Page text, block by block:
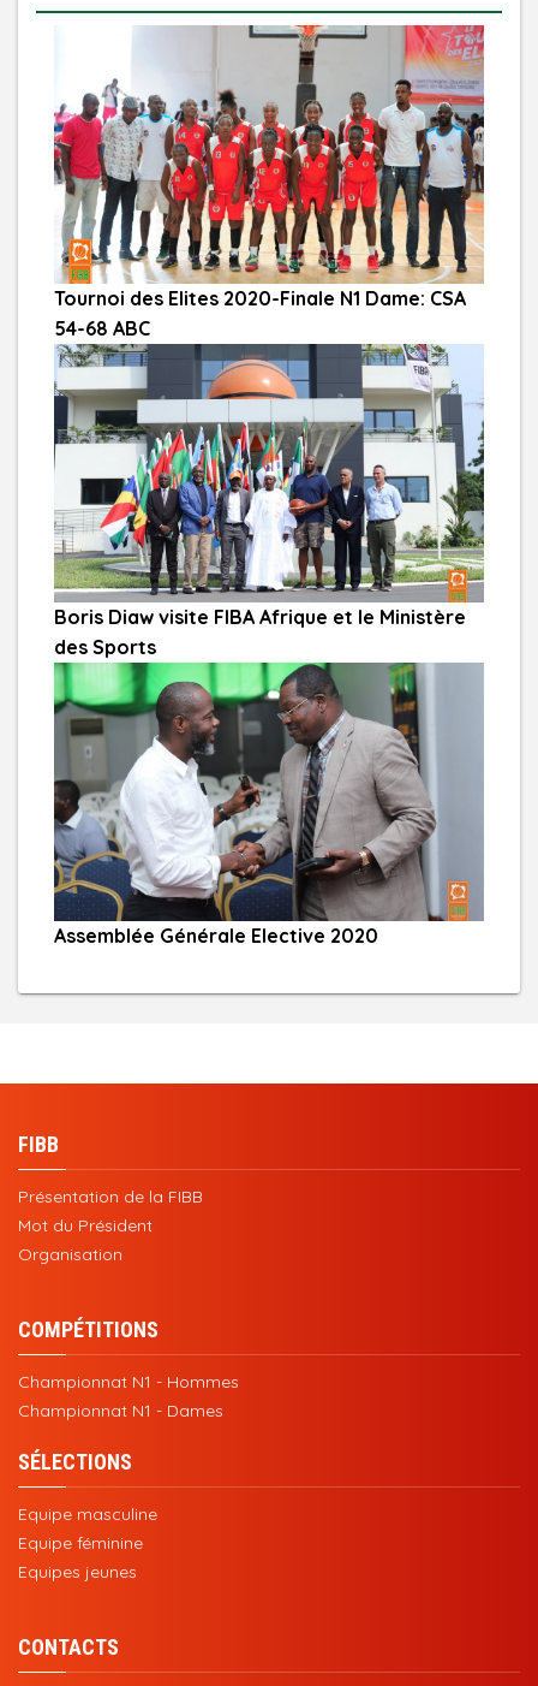
Tournoi des Elites 2020-Finale N1 Dame: CSA
54-68 ABC
Boris Diaw visite FIBA Afrique et le Ministère
des Sports
Assemblée Générale Elective 2020
FIBB
Présentation de la FIBB
Mot du Président
Organisation
COMPÉTITIONS
Championnat N1 - Hommes
Championnat N1 - Dames
SÉLECTIONS
Equipe masculine
Equipe féminine
Equipes jeunes
CONTACTS